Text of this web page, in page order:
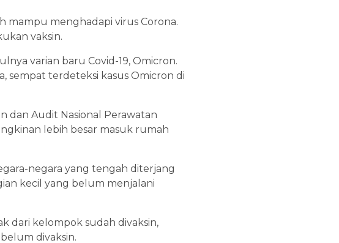
mampu menghadapi virus Corona.
vaksin.
varian baru Covid-19, Omicron.
sempat terdeteksi kasus Omicron di
dan Audit Nasional Perawatan
lebih besar masuk rumah
negara yang tengah diterjang
kecil yang belum menjalani
dari kelompok sudah divaksin,
divaksin.